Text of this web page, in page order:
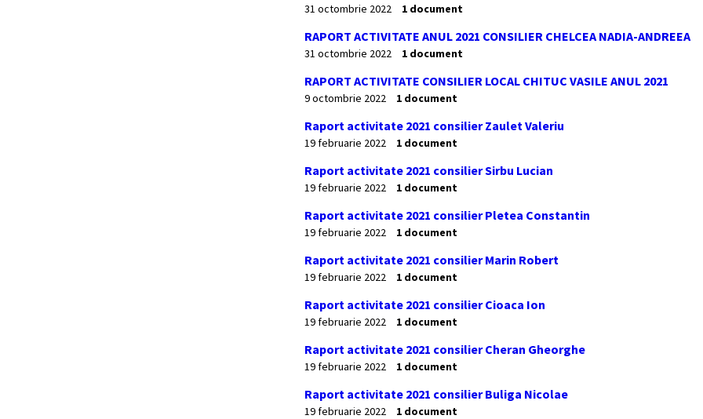
31 octombrie 2022 1 document
RAPORT ACTIVITATE ANUL 2021 CONSILIER CHELCEA NADIA-ANDREEA
31 octombrie 2022 1 document
RAPORT ACTIVITATE CONSILIER LOCAL CHITUC VASILE ANUL 2021
9 octombrie 2022 1 document
Raport activitate 2021 consilier Zaulet Valeriu
19 februarie 2022 1 document
Raport activitate 2021 consilier Sirbu Lucian
19 februarie 2022 1 document
Raport activitate 2021 consilier Pletea Constantin
19 februarie 2022 1 document
Raport activitate 2021 consilier Marin Robert
19 februarie 2022 1 document
Raport activitate 2021 consilier Cioaca Ion
19 februarie 2022 1 document
Raport activitate 2021 consilier Cheran Gheorghe
19 februarie 2022 1 document
Raport activitate 2021 consilier Buliga Nicolae
19 februarie 2022 1 document